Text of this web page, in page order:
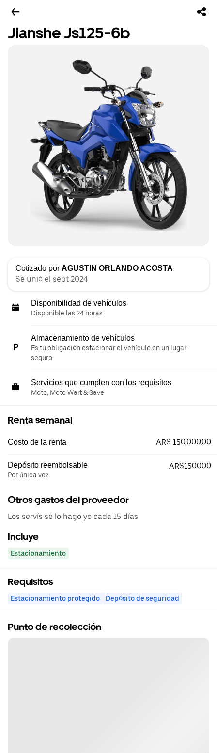
Jianshe Js125-6b
Cotizado por AGUSTIN ORLANDO ACOSTA
Se unió el sept 2024
Disponibilidad de vehículos
Disponible las 24 horas
Almacenamiento de vehículos
Es tu obligación estacionar el vehículo en un lugar
seguro.
Servicios que cumplen con los requisitos
Moto, Moto Wait & Save
Renta semanal
Costo de la renta ARS 150,000.00
Depósito reembolsable
Por única vez
ARS150000
Otros gastos del proveedor
Los servís se lo hago yo cada 15 días
Incluye
Estacionamiento
Requisitos
Estacionamiento protegido Depósito de seguridad
Punto de recolección